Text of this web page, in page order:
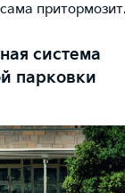
притормозит.
система
парковки